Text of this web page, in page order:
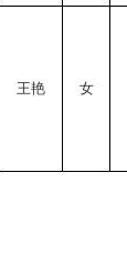
王艳 女